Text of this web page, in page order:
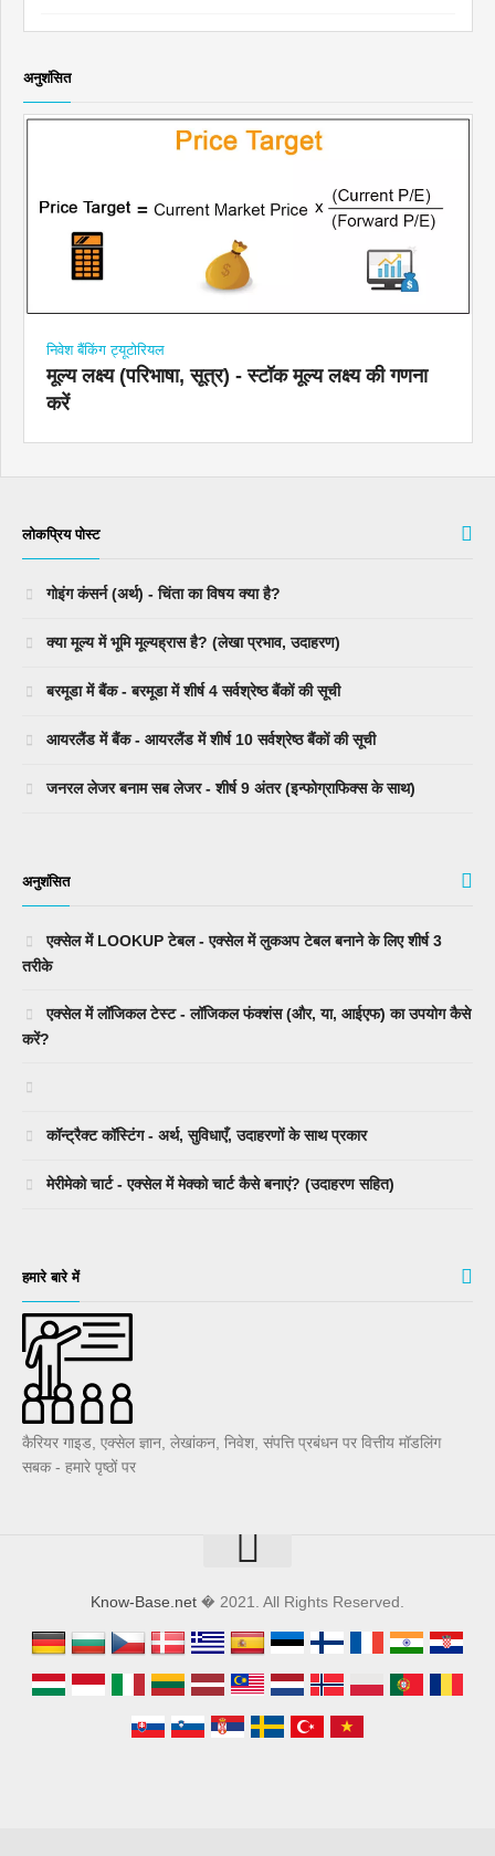
अनुशंसित
निवेश बैंकिंग ट्यूटोरियल
मूल्य लक्ष्य (परिभाषा, सूत्र) - स्टॉक मूल्य लक्ष्य की गणना
करें
लोकप्रिय पोस्ट
गोइंग कंसर्न (अर्थ) - चिंता का विषय क्या है?
क्या मूल्य में भूमि मूल्यह्रास है? (लेखा प्रभाव, उदाहरण)
बरमूडा में बैंक - बरमूडा में शीर्ष 4 सर्वश्रेष्ठ बैंकों की सूची
आयरलैंड में बैंक - आयरलैंड में शीर्ष 10 सर्वश्रेष्ठ बैंकों की सूची
जनरल लेजर बनाम सब लेजर - शीर्ष 9 अंतर (इन्फोग्राफिक्स के साथ)
अनुशंसित
एक्सेल में LOOKUP टेबल - एक्सेल में लुकअप टेबल बनाने के लिए शीर्ष 3
तरीके
एक्सेल में लॉजिकल टेस्ट - लॉजिकल फंक्शंस (और, या, आईएफ) का उपयोग कैसे
करें?
कॉन्ट्रैक्ट कॉस्टिंग - अर्थ, सुविधाएँ, उदाहरणों के साथ प्रकार
मेरीमेको चार्ट - एक्सेल में मेक्को चार्ट कैसे बनाएं? (उदाहरण सहित)
हमारे बारे में
कैरियर गाइड, एक्सेल ज्ञान, लेखांकन, निवेश, संपत्ति प्रबंधन पर वित्तीय मॉडलिंग
सबक - हमारे पृष्ठों पर
Know-Base.net � 2021. All Rights Reserved.